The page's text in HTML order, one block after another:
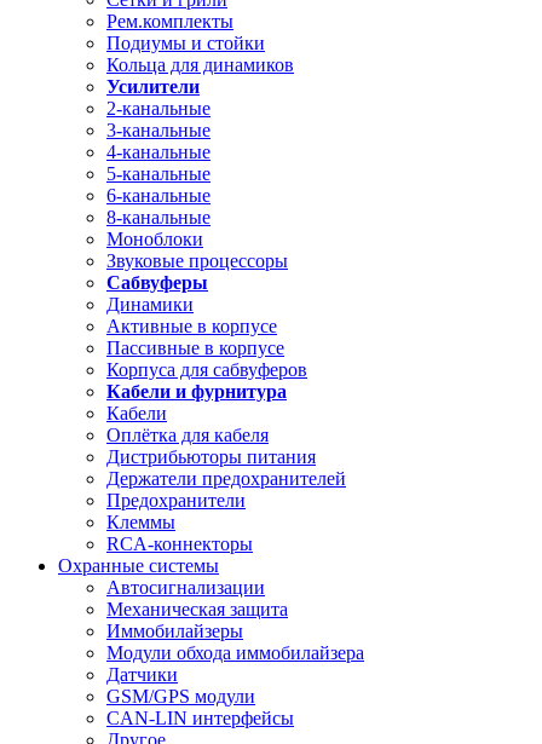
Рем.комплекты
Подиумы и стойки
Кольца для динамиков
Усилители
2-канальные
3-канальные
4-канальные
5-канальные
6-канальные
8-канальные
Моноблоки
Звуковые процессоры
Сабвуферы
Динамики
Активные в корпусе
Пассивные в корпусе
Корпуса для сабвуферов
Кабели и фурнитура
Кабели
Оплётка для кабеля
Дистрибьюторы питания
Держатели предохранителей
Предохранители
Клеммы
RCA-коннекторы
Охранные системы
Автосигнализации
Механическая защита
Иммобилайзеры
Модули обхода иммобилайзера
Датчики
GSM/GPS модули
CAN-LIN интерфейсы
Другое